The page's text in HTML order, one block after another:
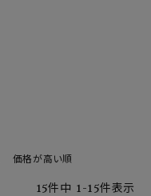
価格が高い順
15件中 1 -15件表示